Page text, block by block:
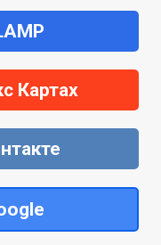
Картах